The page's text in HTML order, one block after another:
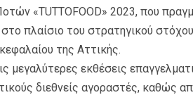
«TUTTOFOOD» 2023, που
πλαίσιο του στρατηγικού
της Αττικής.
μεγαλύτερες εκθέσεις
διεθνείς αγοραστές, καθώς